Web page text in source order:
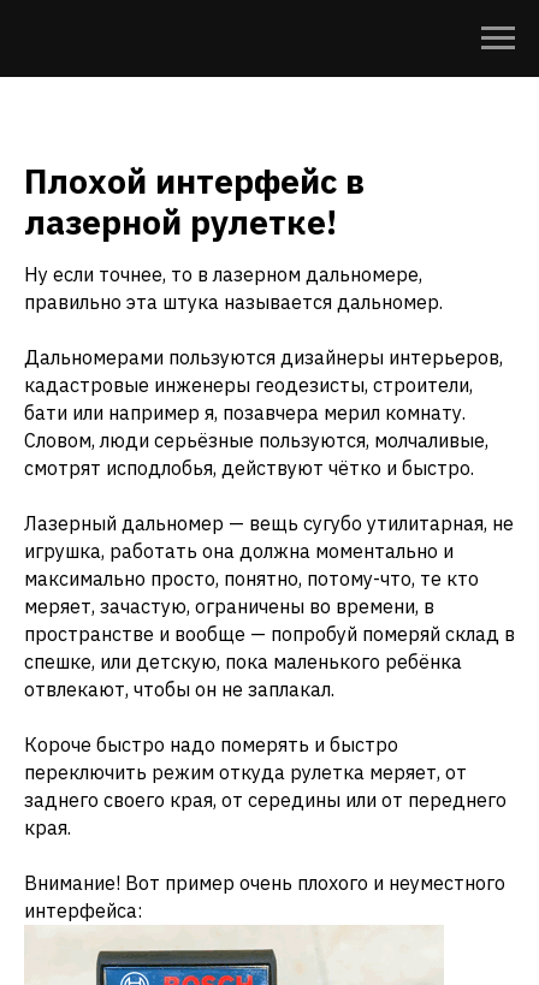
Плохой интерфейс в
лазерной рулетке!
Ну если точнее, то в лазерном дальномере,
правильно эта штука называется дальномер.
Дальномерами пользуются дизайнеры интерьеров,
кадастровые инженеры геодезисты, строители,
бати или например я, позавчера мерил комнату.
Словом, люди серьёзные пользуются, молчаливые,
смотрят исподлобья, действуют чётко и быстро.
Лазерный дальномер — вещь сугубо утилитарная, не
игрушка, работать она должна моментально и
максимально просто, понятно, потому-что, те кто
меряет, зачастую, ограничены во времени, в
пространстве и вообще — попробуй померяй склад в
спешке, или детскую, пока маленького ребёнка
отвлекают, чтобы он не заплакал.
Короче быстро надо померять и быстро
переключить режим откуда рулетка меряет, от
заднего своего края, от середины или от переднего
края.
Внимание! Вот пример очень плохого и неуместного
интерфейса: